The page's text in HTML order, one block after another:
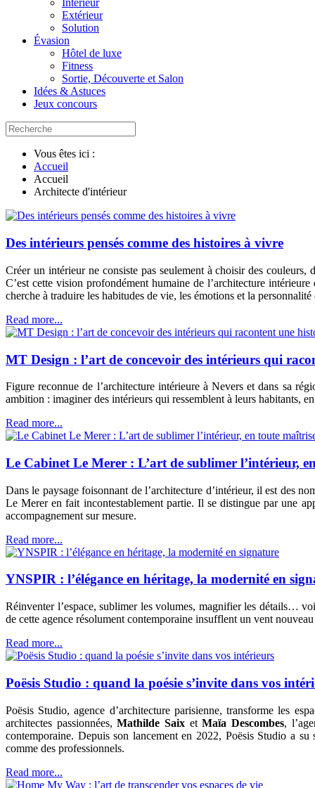
Intérieur
Extérieur
Solution
Évasion
Hôtel de luxe
Fitness
Sortie, Découverte et Salon
Idées & Astuces
Jeux concours
Vous êtes ici :
Accueil
Accueil
Architecte d'intérieur
Des intérieurs pensés comme des histoires à vivre
Créer un intérieur ne consiste pas seulement à choisir des
C’est cette vision profondément humaine de l’architecture
cherche à traduire les habitudes de vie, les émotions et la
Read more...
MT Design : l’art de concevoir des intérieurs qui
Figure reconnue de l’architecture intérieure à Nevers et dans sa
ambition : imaginer des intérieurs qui ressemblent à leurs habitants,
Read more...
Le Cabinet Le Merer : L’art de sublimer l’intérieur,
Dans le paysage foisonnant de l’architecture d’intérieur, il est des
Le Merer en fait incontestablement partie. Il se distingue par une
accompagnement sur mesure.
Read more...
YNSPIR : l’élégance en héritage, la modernité en
Réinventer l’espace, sublimer les volumes, magnifier les détails…
de cette agence résolument contemporaine insufflent un vent
Read more...
Poësis Studio : quand la poésie s’invite dans vos
Poësis Studio, agence d’architecture parisienne, transforme les
architectes passionnées,Mathilde Saix etMaïa Descombes,
contemporaine. Depuis son lancement en 2022, Poësis Studio a
comme des professionnels.
Read more...